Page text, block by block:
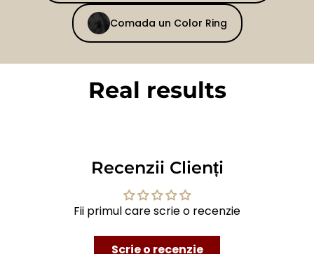
Comada un Color Ring
Real results
Recenzii Clienți
Fii primul care scrie o recenzie
Scrie o recenzie